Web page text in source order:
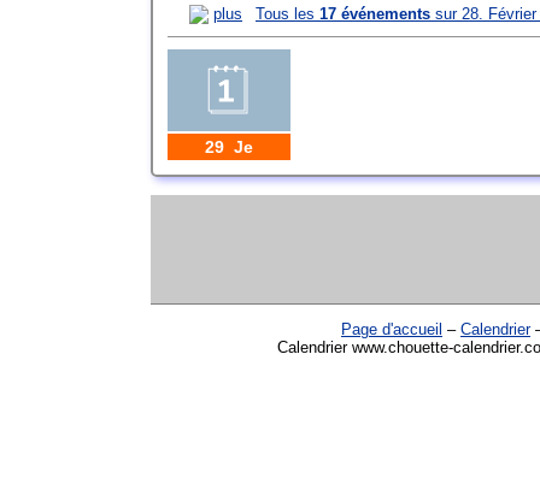
plus
Tous les 17 événements sur 28. Février
29 Je
Page d'accueil – Calendrier
Calendrier www.chouette-